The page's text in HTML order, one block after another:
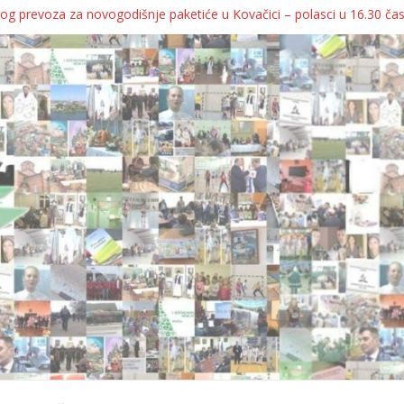
prevoza za novogodišnje paketiće u Kovačici – polasci u 16.30
KOLICA ZA 76 BEBA SA TERITORIJE OPŠTINE KOVAČICA
oborila rekord zatvorenih firmi!
telo
pa kukaju o „egzilu“